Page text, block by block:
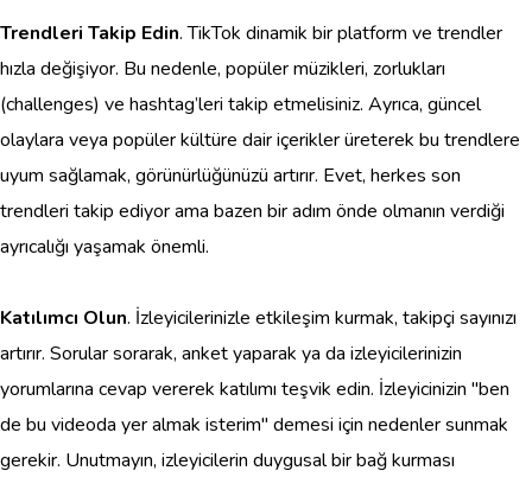
Trendleri Takip Edin. TikTok dinamik bir platform ve trendler
hızla değişiyor. Bu nedenle, popüler müzikleri, zorlukları
(challenges) ve hashtag’leri takip etmelisiniz. Ayrıca, güncel
olaylara veya popüler kültüre dair içerikler üreterek bu trendlere
uyum sağlamak, görünürlüğünüzü artırır. Evet, herkes son
trendleri takip ediyor ama bazen bir adım önde olmanın verdiği
ayrıcalığı yaşamak önemli.
Katılımcı Olun. İzleyicilerinizle etkileşim kurmak, takipçi sayınızı
artırır. Sorular sorarak, anket yaparak ya da izleyicilerinizin
yorumlarına cevap vererek katılımı teşvik edin. İzleyicinizin "ben
de bu videoda yer almak isterim" demesi için nedenler sunmak
gerekir. Unutmayın, izleyicilerin duygusal bir bağ kurması